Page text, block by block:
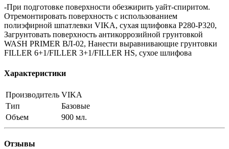
-При подготовке поверхности обезжирить уайт-спиритом.
Отремонтировать поверхность с использованием
полиэфирной шпатлевки VIKA, сухая щлифовка P280-P320,
Загрунтовать поверхность антикоррозийной грунтовкой
WASH PRIMER ВЛ-02, Нанести выравнивающие грунтовки
FILLER 6+1/FILLER 3+1/FILLER HS, сухое шлифова
Характеристики
Производитель VIKA
Тип
Базовые
Объем
900 мл.
Отзывы